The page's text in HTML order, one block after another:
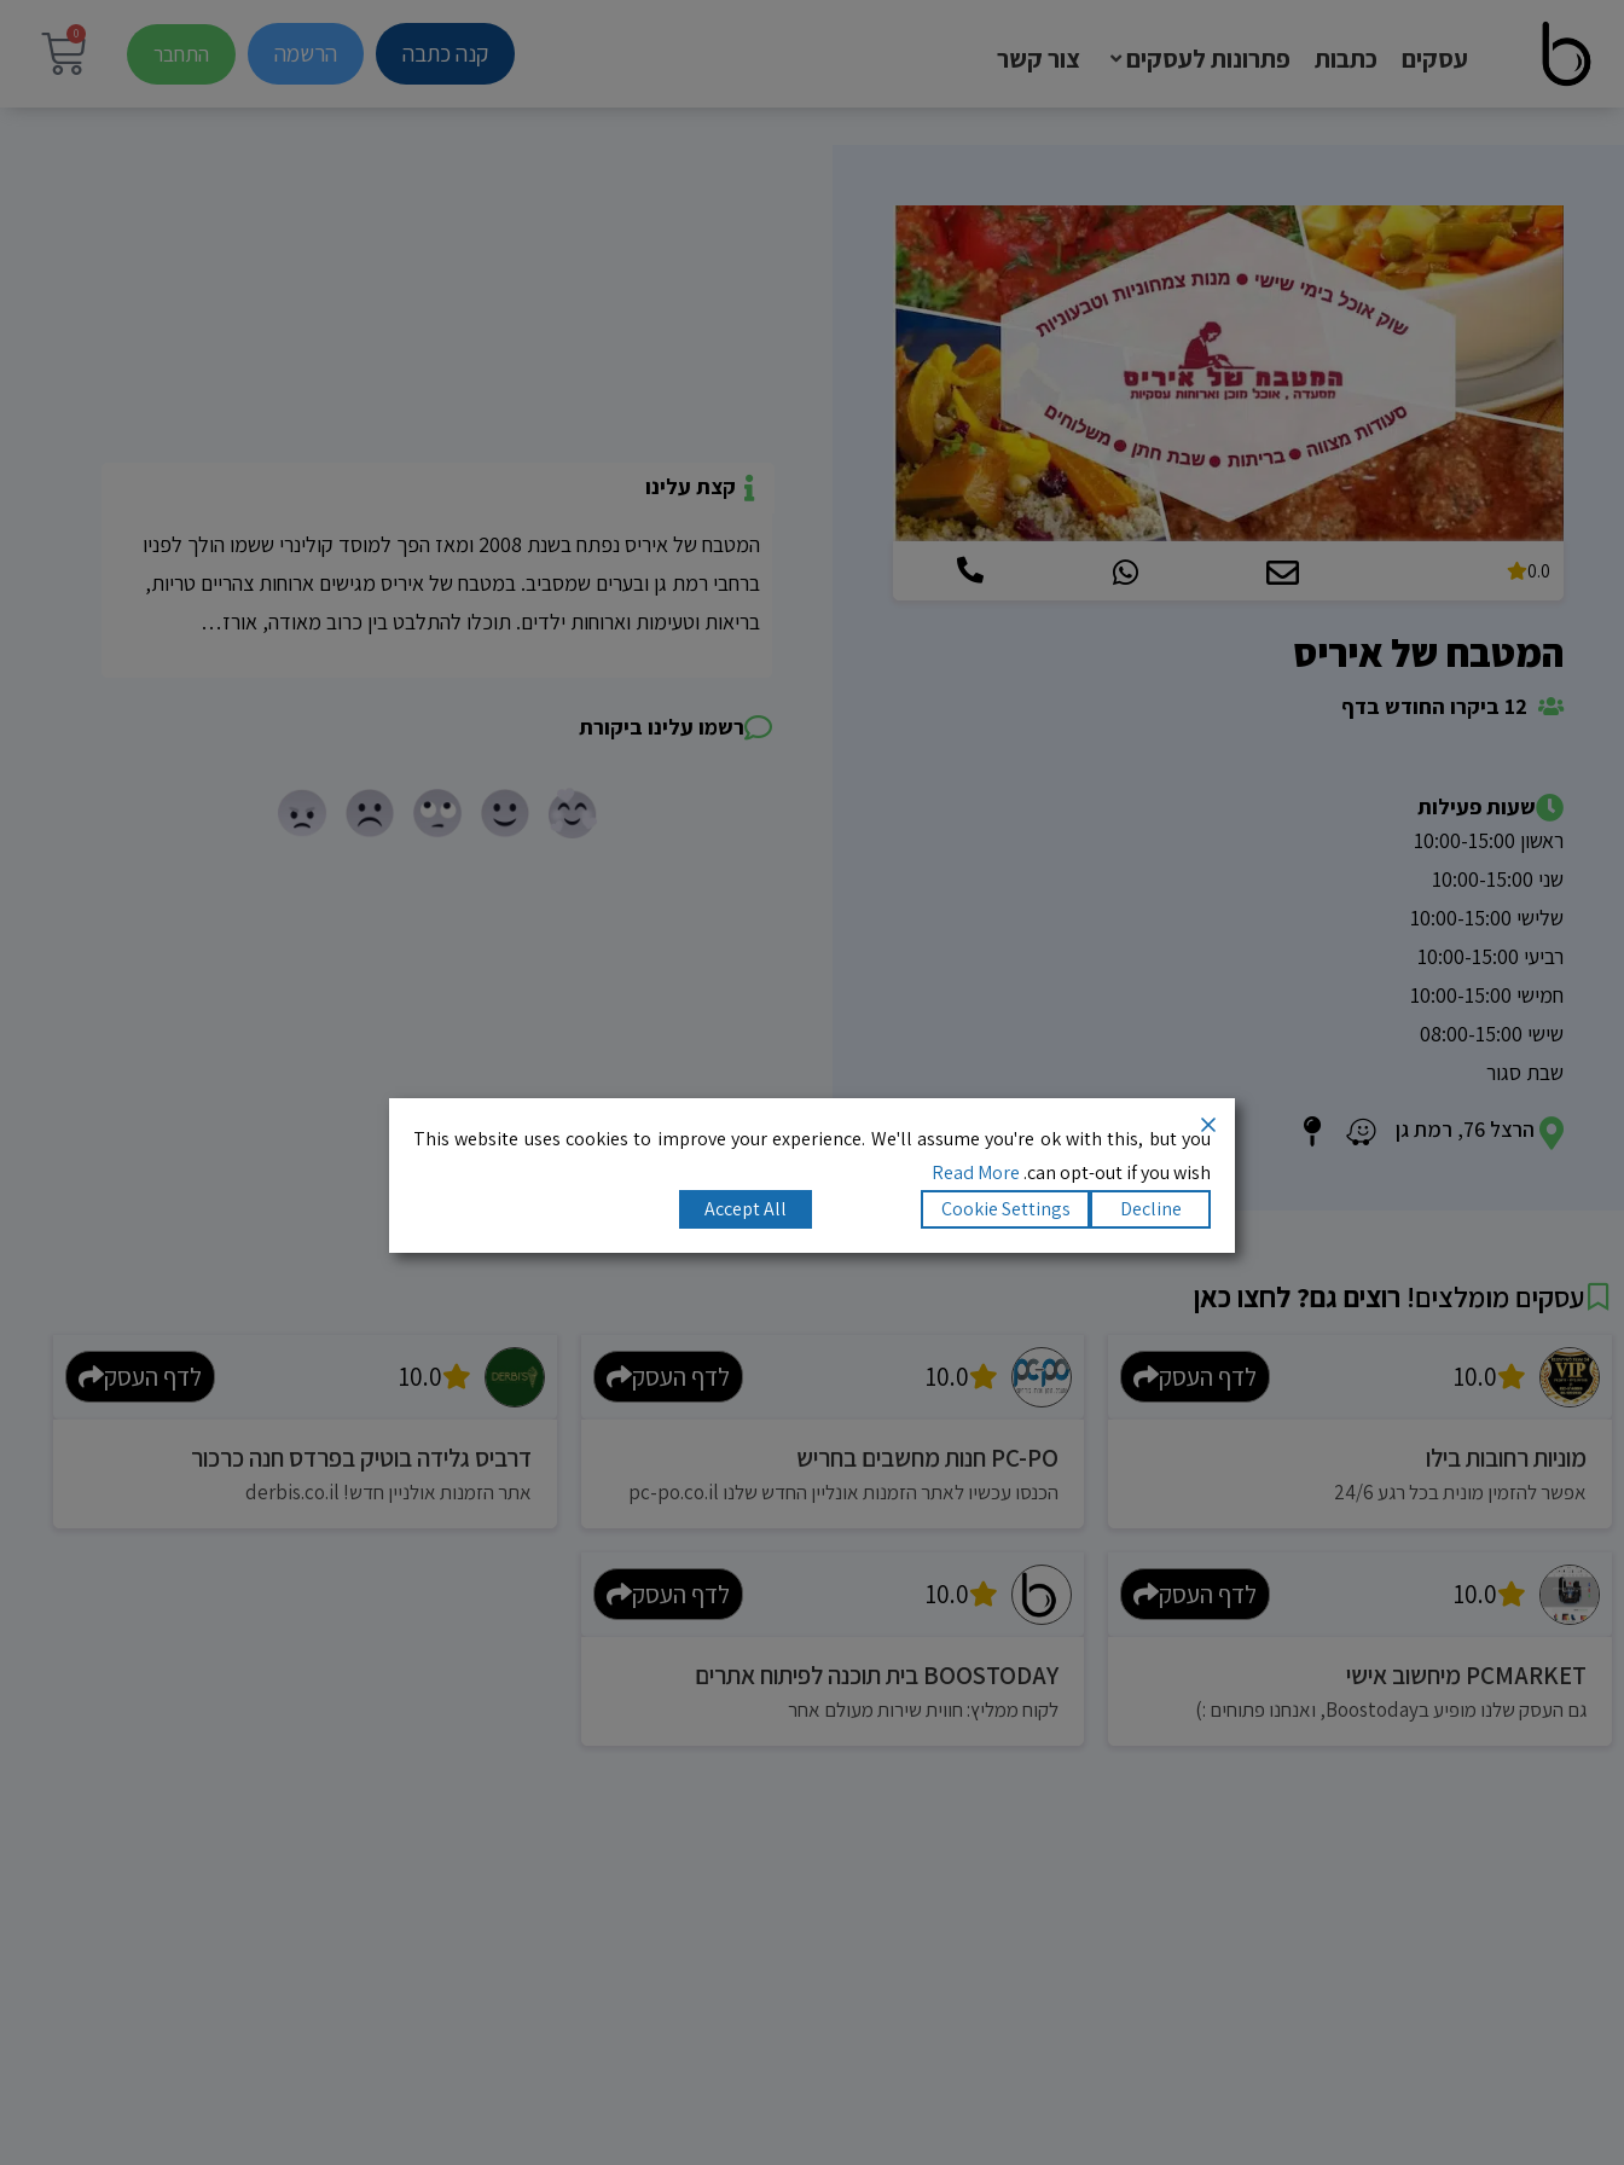
עסקים כתבות פתרונות לעסקים צור קשר קנה כתבה הרשמה התחבר
0
0.0
המטבח של איריס
שעות פעילות
ראשון 10:00-15:00
שני 10:00-15:00
שלישי 10:00-15:00
רביעי 10:00-15:00
חמישי 10:00-15:00
שישי 08:00-15:00
שבת סגור
הרצל 76, רמת גן
קצת עלינו
המטבח של איריס נפתח בשנת 2008 ומאז הפך למוסד קולינרי ששמו הולך לפניו
ברחבי רמת גן ובערים שמסביב. במטבח של איריס מגישים ארוחות צהריים טריות,
בריאות וטעימות וארוחות ילדים. תוכלו להתלבט בין כרוב מאודה, אורז…
רשמו עלינו ביקורת
עסקים מומלצים! רוצים גם? לחצו כאן
10.0 לדף העסק
מוניות רחובות בילו
אפשר להזמין מונית בכל רגע 24/6
10.0 לדף העסק
PC-PO חנות מחשבים בחריש
הכנסו עכשיו לאתר הזמנות אונליין החדש שלנו pc-po.co.il
10.0 לדף העסק
דרביס גלידה בוטיק בפרדס חנה כרכור
אתר הזמנות אולניין חדש! derbis.co.il
10.0 לדף העסק
PCMARKET מיחשוב אישי
גם העסק שלנו מופיע בBoostoday, ואנחנו פתוחים :)
10.0 לדף העסק
BOOSTODAY בית תוכנה לפיתוח אתרים
לקוח ממליץ: חווית שירות מעולם אחר
This website uses cookies to improve your experience. We'll assume you're ok with this, but you
can opt-out if you wish.
Read More
Decline
Cookie Settings
Accept All